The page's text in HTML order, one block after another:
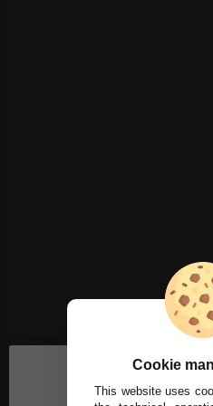
Cookie
This website uses